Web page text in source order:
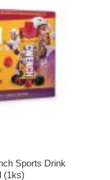
Sports Drink
(1ks)